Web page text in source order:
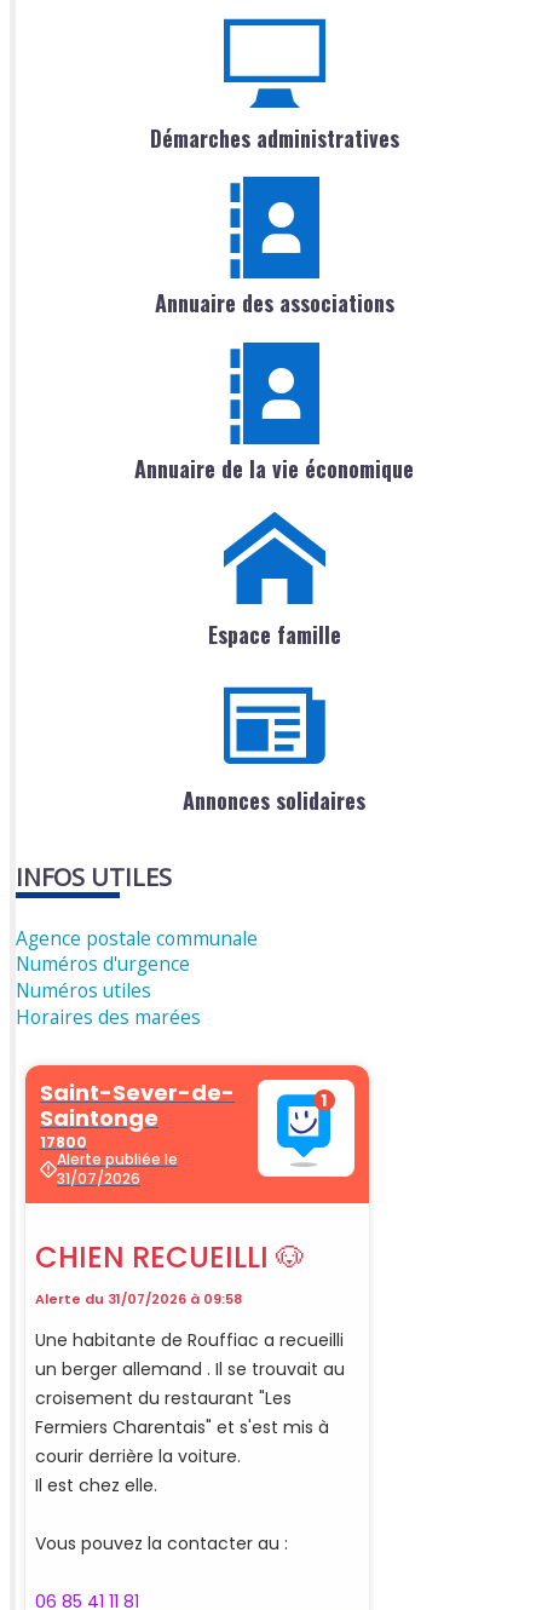
Démarches administratives
Annuaire des associations
Annuaire de la vie économique
Espace famille
Annonces solidaires
INFOS UTILES
Agence postale communale
Numéros d'urgence
Numéros utiles
Horaires des marées